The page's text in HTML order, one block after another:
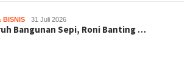
BISNIS 31 Juli 2026
Bangunan Sepi, Roni Banting …